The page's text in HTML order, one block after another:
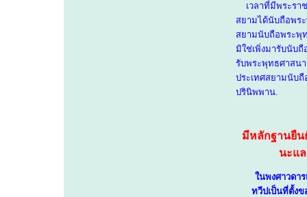
เวลาที่มีพระรา
สยามได้นับถือพร
สยามนับถือพระพุ
มิใช่เพิ่งมารับนับถื
รับพระพุทธศาสน
ประเทศสยามนับ
ปรินิพพาน.
มีหลักฐานยืน
นะแ
ในพงศาวดา
ทวีปเป็นที่ตั้งข